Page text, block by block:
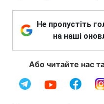
Не пропустіть
на наші
Або читайте нас